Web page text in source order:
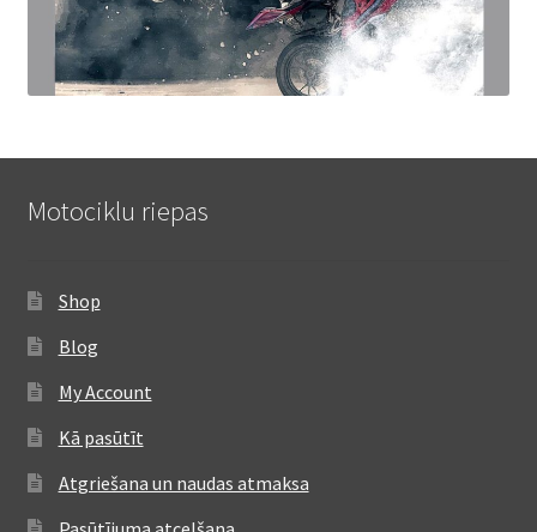
Motociklu riepas
Shop
Blog
My Account
Kā pasūtīt
Atgriešana un naudas atmaksa